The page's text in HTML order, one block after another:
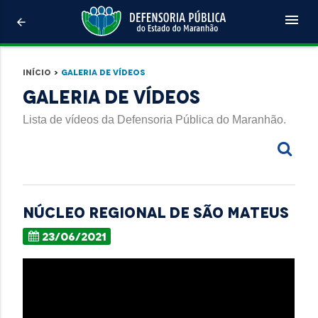
arrow_back menu
Início > Galeria de Vídeos
Galeria de Vídeos
Lista de vídeos da Defensoria Pública do Maranhão.
NÚCLEO REGIONAL DE SÃO MATEUS
23/06/2021